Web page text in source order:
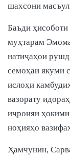
шахсони
Баъди
муҳтарам
натиҷаҳои
семоҳаи якуми
ислоҳи
вазорату
иҷроияи
ноҳияҳо
Ҳамчунин,